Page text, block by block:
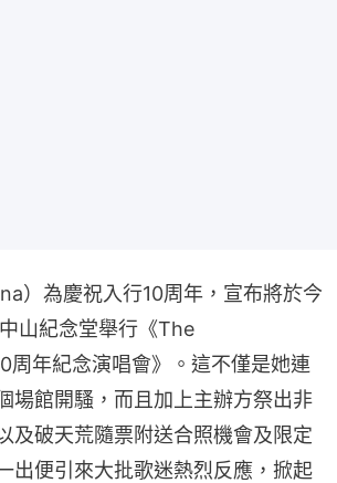
）為慶祝入行10周年，宣布將於今
山紀念堂舉行《The
周年紀念演唱會》。這不僅是她連
場館開騷，而且加上主辦方祭出非
及破天荒隨票附送合照機會及限定
出便引來大批歌迷熱烈反應，掀起